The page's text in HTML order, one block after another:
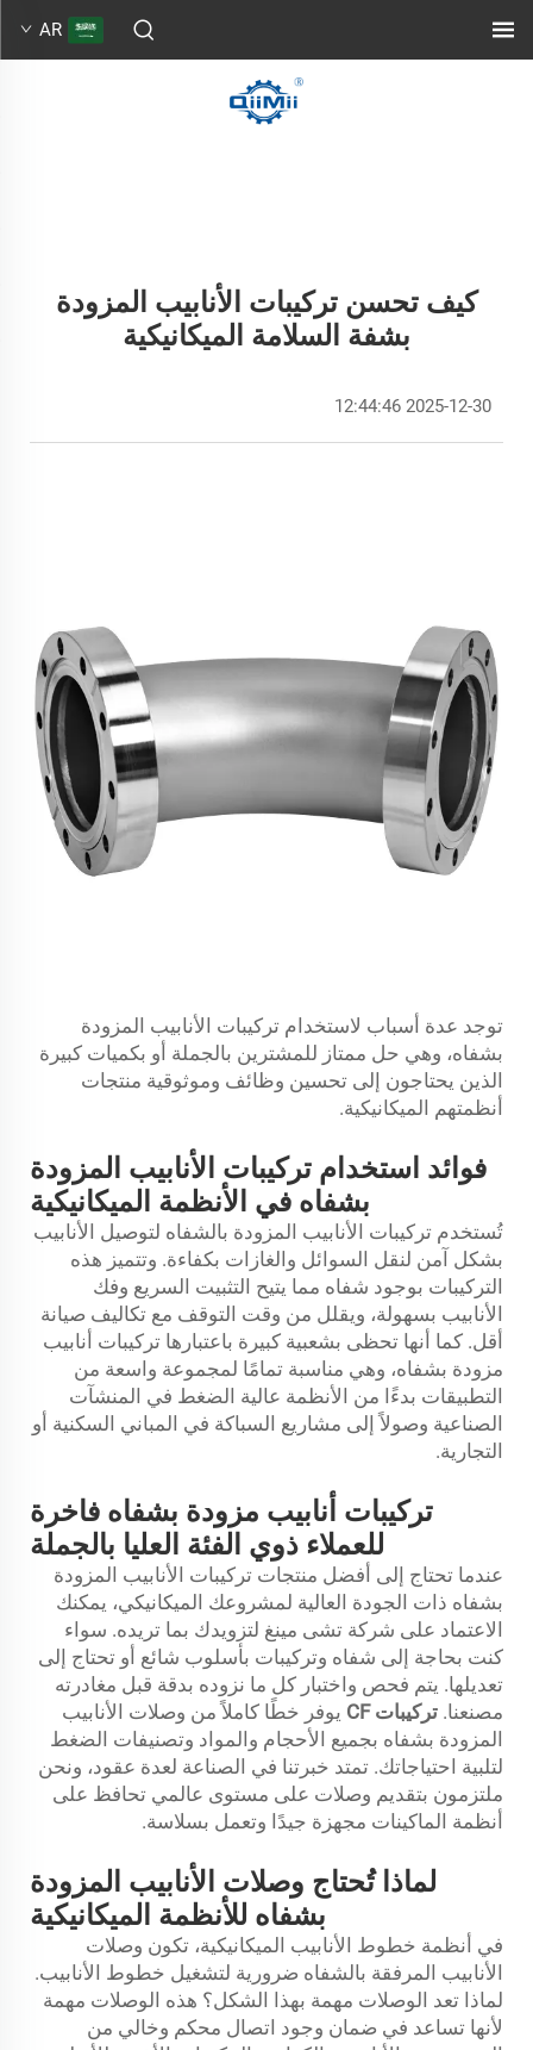
AR
كيف تحسن تركيبات الأنابيب المزودة
بشفة السلامة الميكانيكية
2025-12-30 12:44:46
توجد عدة أسباب لاستخدام تركيبات الأنابيب المزودة
بشفاه، وهي حل ممتاز للمشترين بالجملة أو بكميات كبيرة
الذين يحتاجون إلى تحسين وظائف وموثوقية منتجات
أنظمتهم الميكانيكية.
فوائد استخدام تركيبات الأنابيب المزودة
بشفاه في الأنظمة الميكانيكية
تُستخدم تركيبات الأنابيب المزودة بالشفاه لتوصيل الأنابيب
بشكل آمن لنقل السوائل والغازات بكفاءة. وتتميز هذه
التركيبات بوجود شفاه مما يتيح التثبيت السريع وفك
الأنابيب بسهولة، ويقلل من وقت التوقف مع تكاليف صيانة
أقل. كما أنها تحظى بشعبية كبيرة باعتبارها تركيبات أنابيب
مزودة بشفاه، وهي مناسبة تمامًا لمجموعة واسعة من
التطبيقات بدءًا من الأنظمة عالية الضغط في المنشآت
الصناعية وصولاً إلى مشاريع السباكة في المباني السكنية أو
التجارية.
تركيبات أنابيب مزودة بشفاه فاخرة
للعملاء ذوي الفئة العليا بالجملة
عندما تحتاج إلى أفضل منتجات تركيبات الأنابيب المزودة
بشفاه ذات الجودة العالية لمشروعك الميكانيكي، يمكنك
الاعتماد على شركة تشى مينغ لتزويدك بما تريده. سواء
كنت بحاجة إلى شفاه وتركيبات بأسلوب شائع أو تحتاج إلى
تعديلها. يتم فحص واختبار كل ما نزوده بدقة قبل مغادرته
مصنعنا. تركيبات CF
يوفر خطًا كاملاً من وصلات الأنابيب
المزودة بشفاه بجميع الأحجام والمواد وتصنيفات الضغط
لتلبية احتياجاتك. تمتد خبرتنا في الصناعة لعدة عقود، ونحن
ملتزمون بتقديم وصلات على مستوى عالمي تحافظ على
أنظمة الماكينات مجهزة جيدًا وتعمل بسلاسة.
لماذا تُحتاج وصلات الأنابيب المزودة
بشفاه للأنظمة الميكانيكية
في أنظمة خطوط الأنابيب الميكانيكية، تكون وصلات
الأنابيب المرفقة بالشفاه ضرورية لتشغيل خطوط الأنابيب.
لماذا تعد الوصلات مهمة بهذا الشكل؟ هذه الوصلات مهمة
لأنها تساعد في ضمان وجود اتصال محكم وخالي من